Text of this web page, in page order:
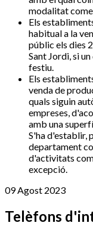
modalitat
Els
habitual a la
públic els dies
Sant Jordi, si
festiu.
Els
venda de
quals siguin
empreses,
amb una
S'ha d'establir,
departament
d'activitats
excepció.
09 Agost 2023
Telèfons